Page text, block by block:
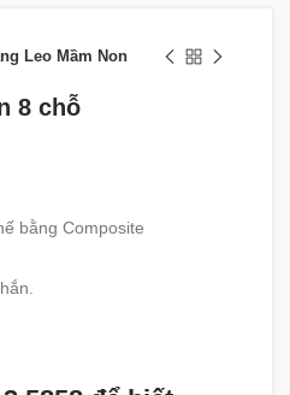
Leo Mầm Non
8 chỗ
bằng Composite